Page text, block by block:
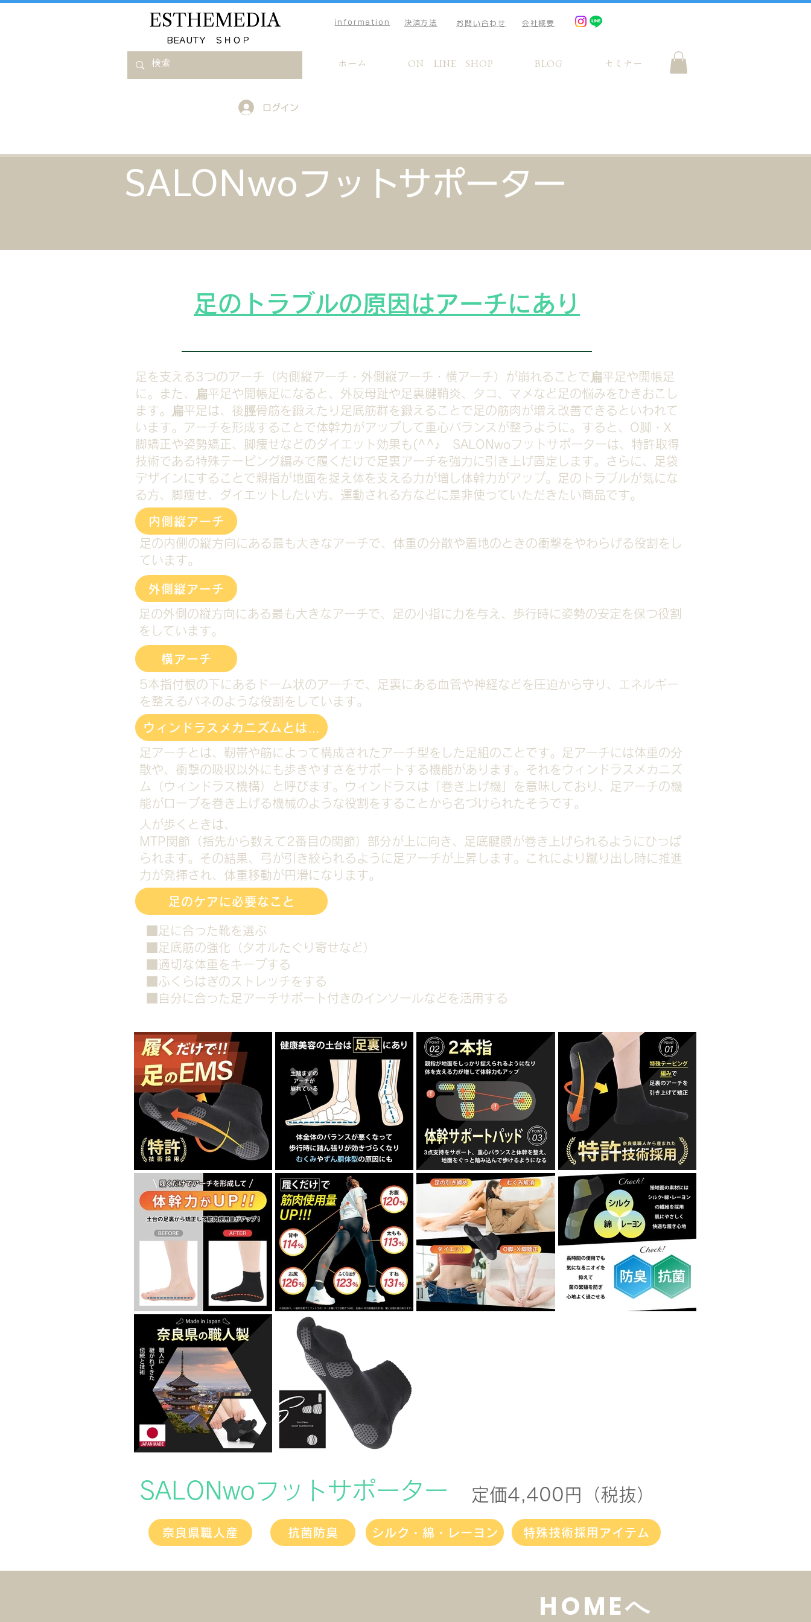
ESTHEMEDIA information 決済方法 お問い合わせ 会社概要
​BEAUTY ＳＨＯＰ
ホーム ON LINE SHOP BLOG セミナー
ログイン
SALONwoフットサポーター
足のトラブルの原因はアーチにあり
足を支える3つのアーチ（内側縦アーチ・外側縦アーチ・横アーチ）が崩れることで扁平足や開帳足
に。また、扁平足や開帳足になると、外反母趾や足裏腱鞘炎、タコ、マメなど足の悩みをひきおこし
ます。扁平足は、後脛骨筋を鍛えたり足底筋群を鍛えることで足の筋肉が増え改善できるといわれて
います。アーチを形成することで体幹力がアップして重心バランスが整うように。すると、O脚・X
脚矯正や姿勢矯正、脚痩せなどのダイエット効果も(^^♪ SALONwoフットサポーターは、特許取得
技術である特殊テーピング編みで履くだけで足裏アーチを強力に引き上げ固定します。さらに、足袋
デザインにすることで親指が地面を捉え体を支える力が増し体幹力がアップ。足のトラブルが気にな
る方、脚痩せ、ダイエットしたい方、運動される方などに是非使っていただきたい商品です。
内側縦アーチ
足の内側の縦方向にある最も大きなアーチで、体重の分散や着地のときの衝撃をやわらげる役割をし
ています。
外側縦アーチ
足の外側の縦方向にある最も大きなアーチで、足の小指に力を与え、歩行時に姿勢の安定を保つ役割
をしています。
横アーチ
5本指付根の下にあるドーム状のアーチで、足裏にある血管や神経などを圧迫から守り、エネルギー
を整えるバネのような役割をしています。
ウィンドラスメカニズムとは…
足アーチとは、靭帯や筋によって構成されたアーチ型をした足組のことです。足アーチには体重の分
散や、衝撃の吸収以外にも歩きやすさをサポートする機能があります。それをウィンドラスメカニズ
ム（ウィンドラス機構）と呼びます。ウィンドラスは「巻き上げ機」を意味しており、足アーチの機
能がロープを巻き上げる機械のような役割をすることから名づけられたそうです。
人が歩くときは、
MTP関節（指先から数えて2番目の関節）部分が上に向き、足底腱膜が巻き上げられるようにひっぱ
られます。その結果、弓が引き絞られるように足アーチが上昇します。これにより蹴り出し時に推進
力が発揮され、体重移動が円滑になります。
足のケアに必要なこと
■足に合った靴を選ぶ
■足底筋の強化（タオルたぐり寄せなど）
■適切な体重をキープする
■ふくらはぎのストレッチをする
​■自分に合った足アーチサポート付きのインソールなどを活用する
SALONwoフットサポーター 定価4,400円（税抜）
奈良県職人産 抗菌防臭 シルク・綿・レーヨン 特殊技術採用アイテム
HOMEへ